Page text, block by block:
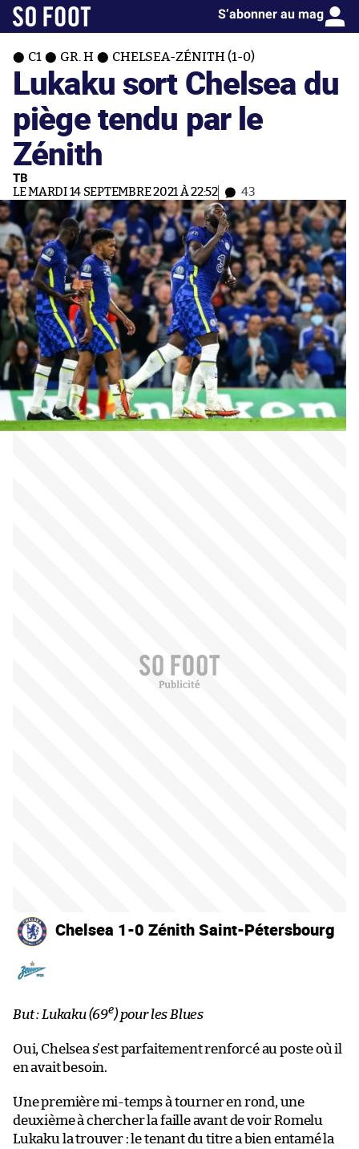
S’abonner au mag
C1 GR. H CHELSEA-ZÉNITH (1-0)
Lukaku sort Chelsea du
piège tendu par le
Zénith
TB
LE MARDI 14 SEPTEMBRE 2021 À 22:52 43
Chelsea 1-0 Zénith Saint-Pétersbourg
But : Lukaku (69e) pour les Blues
Oui, Chelsea s’est parfaitement renforcé au poste où il
en avait besoin.
Une première mi-temps à tourner en rond, une
deuxième à chercher la faille avant de voir Romelu
Lukaku la trouver : le tenant du titre a bien entamé la